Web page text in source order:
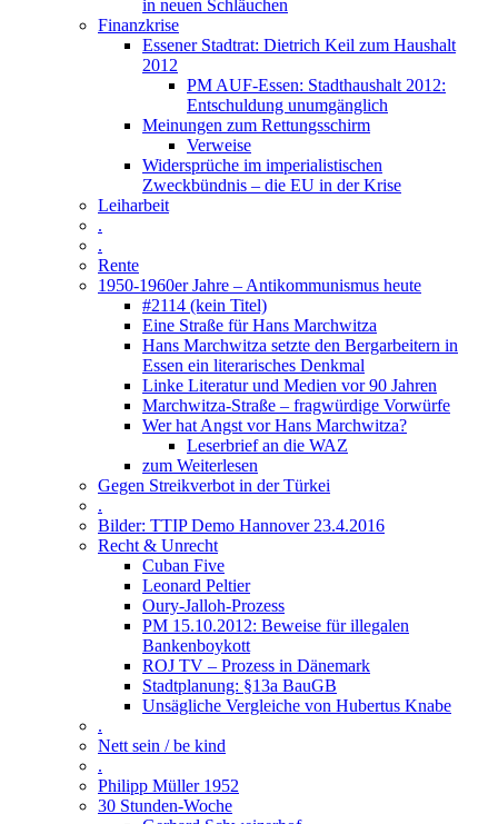
in neuen Schläuchen
Finanzkrise
Essener Stadtrat: Dietrich Keil zum Haushalt
2012
PM AUF-Essen: Stadthaushalt 2012:
Entschuldung unumgänglich
Meinungen zum Rettungsschirm
Verweise
Widersprüche im imperialistischen
Zweckbündnis – die EU in der Krise
Leiharbeit
.
.
Rente
1950-1960er Jahre – Antikommunismus heute
#2114 (kein Titel)
Eine Straße für Hans Marchwitza
Hans Marchwitza setzte den Bergarbeitern in
Essen ein literarisches Denkmal
Linke Literatur und Medien vor 90 Jahren
Marchwitza-Straße – fragwürdige Vorwürfe
Wer hat Angst vor Hans Marchwitza?
Leserbrief an die WAZ
zum Weiterlesen
Gegen Streikverbot in der Türkei
.
Bilder: TTIP Demo Hannover 23.4.2016
Recht & Unrecht
Cuban Five
Leonard Peltier
Oury-Jalloh-Prozess
PM 15.10.2012: Beweise für illegalen
Bankenboykott
ROJ TV – Prozess in Dänemark
Stadtplanung: §13a BauGB
Unsägliche Vergleiche von Hubertus Knabe
.
Nett sein / be kind
.
Philipp Müller 1952
30 Stunden-Woche